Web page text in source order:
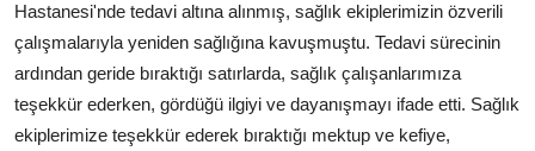
Hastanesi'nde tedavi altına alınmış, sağlık ekiplerimizin özverili
çalışmalarıyla yeniden sağlığına kavuşmuştu. Tedavi sürecinin
ardından geride bıraktığı satırlarda, sağlık çalışanlarımıza
teşekkür ederken, gördüğü ilgiyi ve dayanışmayı ifade etti. Sağlık
ekiplerimize teşekkür ederek bıraktığı mektup ve kefiye,